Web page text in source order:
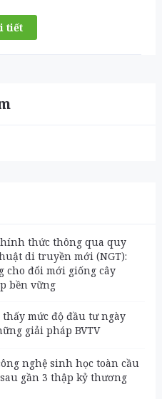
tiết
thức thông qua quy
di truyền mới (NGT):
cho đổi mới giống cây
bền vững
mức độ đầu tư ngày
giải pháp BVTV
nghệ sinh học toàn cầu
gần 3 thập kỷ thương